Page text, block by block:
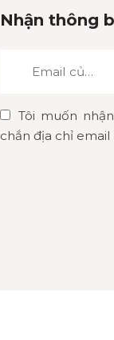
Nhận thông
Tôi muốn
chắn địa chỉ email